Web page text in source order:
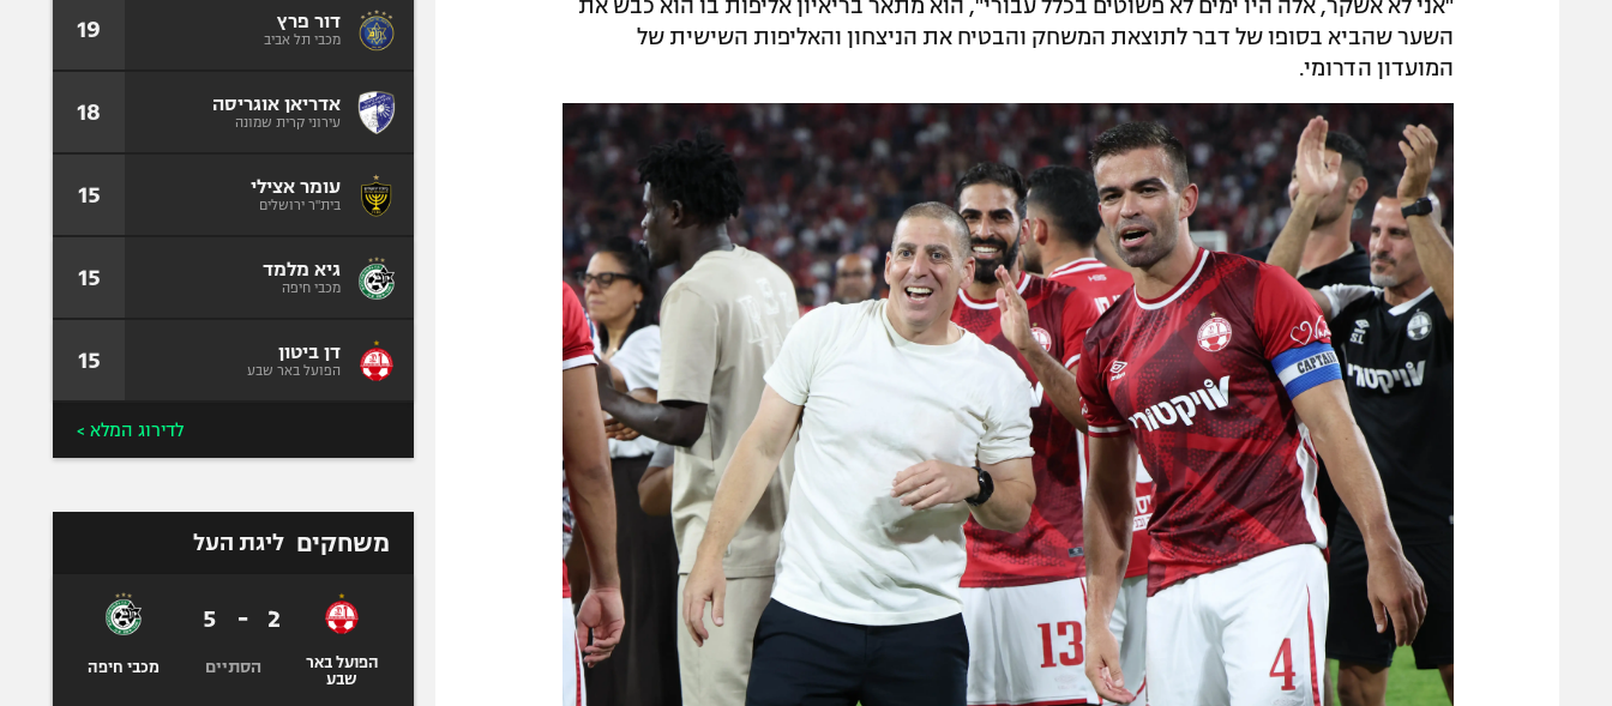
"אני לא אשקר, אלה היו ימים לא פשוטים בכלל עבורי", הוא מתאר בריאיון אליפות בו הוא כבש את
השער שהביא בסופו של דבר לתוצאת המשחק והבטיח את הניצחון והאליפות השישית של
המועדון הדרומי.
דור פרץ
מכבי תל אביב 19
אדריאן אוגריסה
עירוני קרית שמונה 18
עומר אצילי
בית"ר ירושלים 15
גיא מלמד
מכבי חיפה 15
דן ביטון
הפועל באר שבע 15
לדירוג המלא >
משחקים ליגת העל
הפועל באר
שבע
2
-
5
הסתיים מכבי חיפה